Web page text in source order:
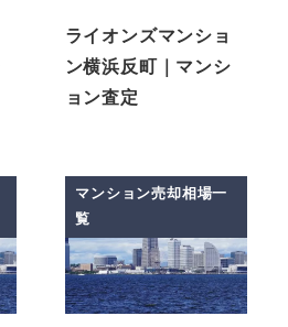
ライオンズマンショ
ン横浜反町｜マンシ
ョン査定
マンション売却相場一
覧